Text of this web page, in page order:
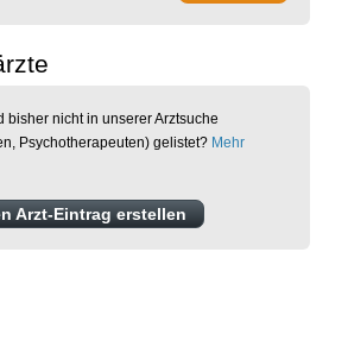
bisher nicht in unserer Arztsuche
Psychotherapeuten) gelistet? Mehr
Arzt-Eintrag erstellen